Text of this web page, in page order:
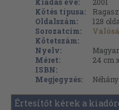
Kötés típusa:
Oldalszám:
128
Sorozatcím:
Kötetszám:
Nyelv:
Magyar
Méret:
24 cm
ISBN:
Megjegyzés:
Értesítőt kérek a